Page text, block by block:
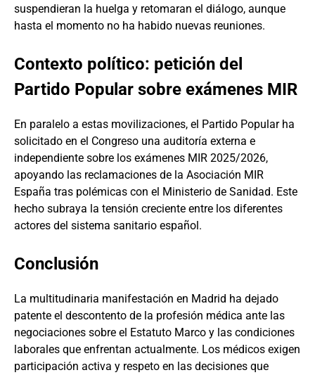
suspendieran la huelga y retomaran el diálogo, aunque
hasta el momento no ha habido nuevas reuniones.
Contexto político: petición del
Partido Popular sobre exámenes MIR
En paralelo a estas movilizaciones, el Partido Popular ha
solicitado en el Congreso una auditoría externa e
independiente sobre los exámenes MIR 2025/2026,
apoyando las reclamaciones de la Asociación MIR
España tras polémicas con el Ministerio de Sanidad. Este
hecho subraya la tensión creciente entre los diferentes
actores del sistema sanitario español.
Conclusión
La multitudinaria manifestación en Madrid ha dejado
patente el descontento de la profesión médica ante las
negociaciones sobre el Estatuto Marco y las condiciones
laborales que enfrentan actualmente. Los médicos exigen
participación activa y respeto en las decisiones que